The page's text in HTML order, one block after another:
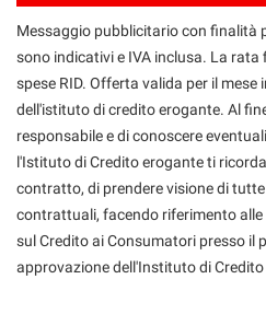
Contattaci
Messaggio pubblicitario con finalità
sono indicativi e IVA inclusa. La
spese RID. Offerta valida per il
dell'istituto di credito erogante. Al
responsabile e di conoscere
l'Istituto di Credito erogante ti
contratto, di prendere visione di
contrattuali, facendo riferimento
sul Credito ai Consumatori presso il
approvazione dell'Instituto di